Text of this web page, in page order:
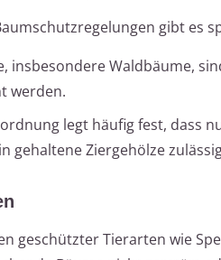
gibt es
insbesondere Waldbäume,
werden.
legt häufig fest, dass
gehaltene Ziergehölze
geschützter Tierarten wie